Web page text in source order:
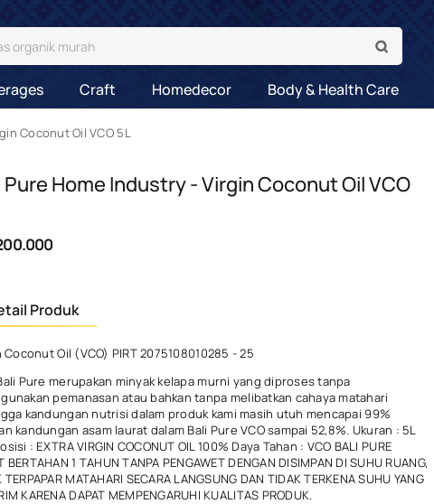
Craft Homedecor Body & Health Care
Coconut Oil VCO 5L
Pure Home Industry - Virgin Coconut Oil VCO
Produk
Coconut Oil (VCO) PIRT 2075108010285 - 25
Pure merupakan minyak kelapa murni yang diproses tanpa
pemanasan atau bahkan tanpa melibatkan cahaya matahari
kandungan nutrisi dalam produk kami masih utuh mencapai 99%
kandungan asam laurat dalam Bali Pure VCO sampai 52,8%. Ukuran : 5L
: EXTRA VIRGIN COCONUT OIL 100% Daya Tahan : VCO BALI PURE
BERTAHAN 1 TAHUN TANPA PENGAWET DENGAN DISIMPAN DI SUHU RUANG,
TERPAPAR MATAHARI SECARA LANGSUNG DAN TIDAK TERKENA SUHU YANG
KARENA DAPAT MEMPENGARUHI KUALITAS PRODUK.